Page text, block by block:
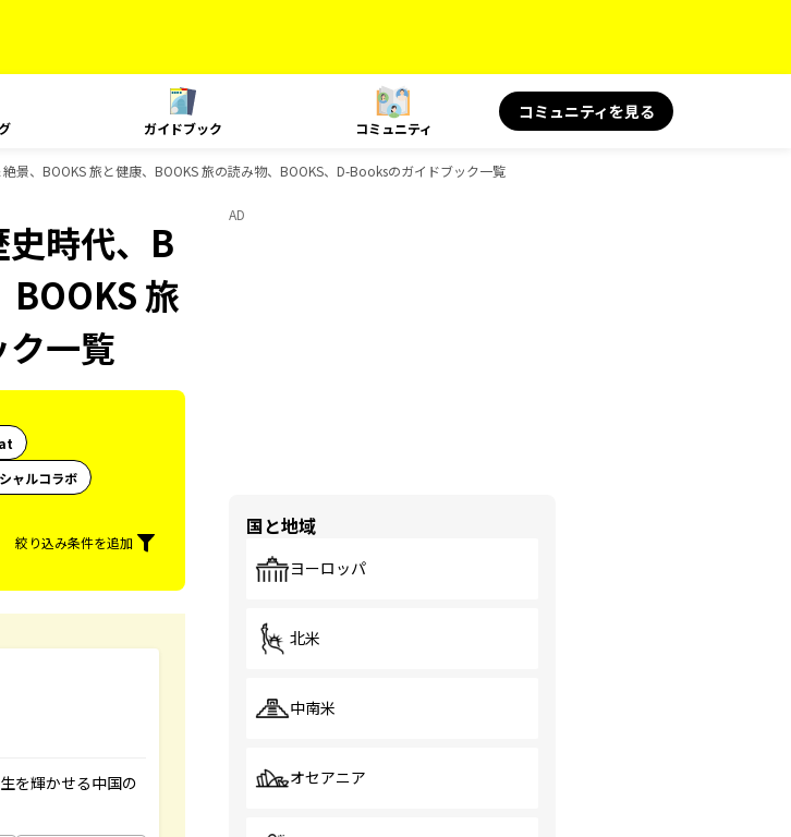
ガイドブック コミュニティ
コミュニティを見る
景、BOOKS 旅と健康、BOOKS 旅の読み物、BOOKS、D-Booksのガイドブック一覧
時代、B
BOOKS 旅
一覧
ャルコラボ
絞り込み条件を追加
を輝かせる中国の
AD
国と地域
ヨーロッパ
北米
中南米
オセアニア